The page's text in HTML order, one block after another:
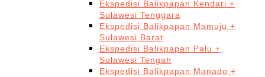
Ekspedisi Balikpapan Kendari +
Sulawesi Tenggara
Ekspedisi Balikpapan Mamuju +
Sulawesi Barat
Ekspedisi Balikpapan Palu +
Sulawesi Tengah
Ekspedisi Balikpapan Manado +